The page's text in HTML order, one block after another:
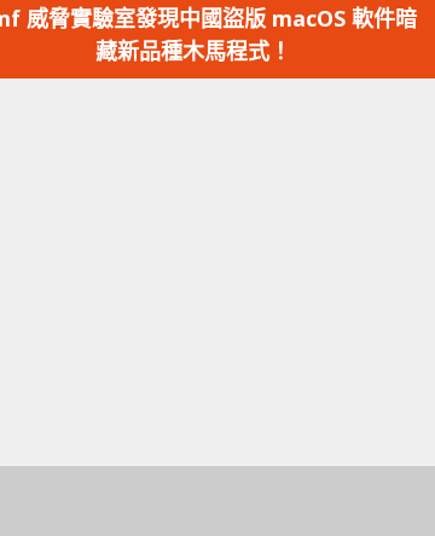
一
篇
文
威脅實驗室發現中國盜版 macOS 軟件暗
藏新品種木馬程式！